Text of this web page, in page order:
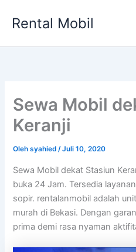
Rental Mobil
Sewa Mobil
Keranji
Olehsyahied/Juli 10, 2020
Sewa Mobil dekat Stasiun
buka 24 Jam. Tersedia
sopir. rentalanmobil adalah
murah di Bekasi. Dengan
prima demi rasa nyaman